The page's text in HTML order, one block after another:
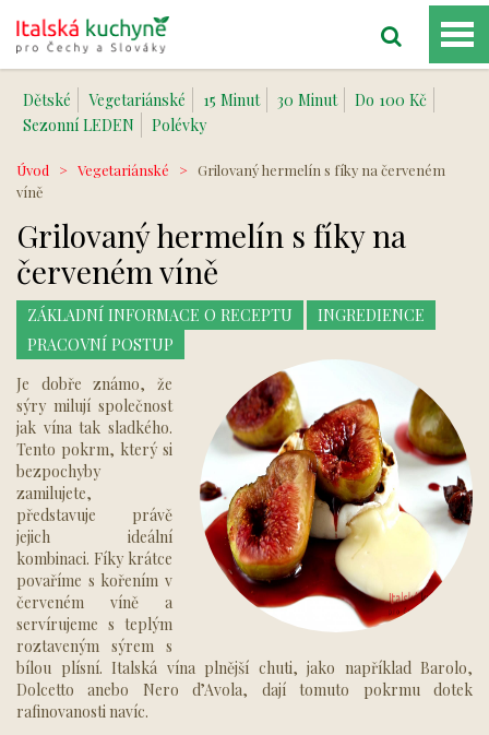
Dětské Vegetariánské 15 Minut 30 Minut
Do 100 Kč
Sezonní LEDEN
Polévky
Úvod > Vegetariánské > Grilovaný hermelín s fíky na červeném
víně
Grilovaný hermelín s fíky na
červeném víně
ZÁKLADNÍ INFORMACE O RECEPTU
INGREDIENCE
PRACOVNÍ POSTUP
Je dobře známo, že
sýry milují společnost
jak vína tak sladkého.
Tento pokrm, který si
bezpochyby
zamilujete,
představuje právě
jejich ideální
kombinaci. Fíky krátce
povaříme s kořením v
červeném víně a
servírujeme s teplým
roztaveným sýrem s
bílou plísní. Italská vína plnější chuti, jako například Barolo,
Dolcetto anebo Nero d’Avola, dají tomuto pokrmu dotek
rafinovanosti navíc.